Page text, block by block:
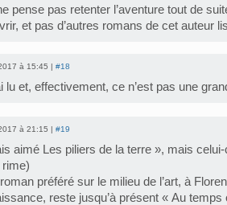
pense pas retenter l’aventure tout de
et pas d’autres romans de cet auteur
à 15:45 | #18
lu et, effectivement, ce n’est pas une
à 21:15 | #19
aimé Les piliers de la terre », mais
préféré sur le milieu de l’art, à
reste jusqu’à présent « Au